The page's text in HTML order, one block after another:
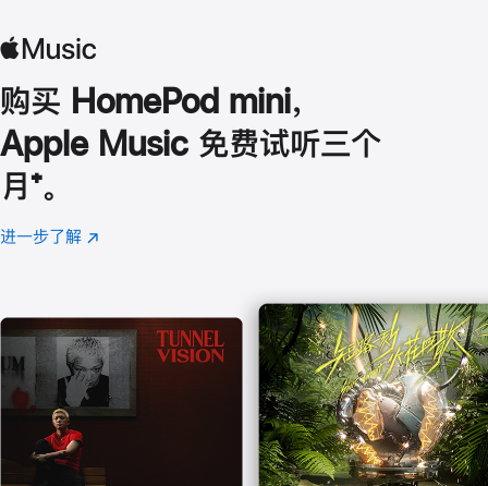
购买 HomePod mini，
Apple Music 免费试听三个
月 脚
注
⁺。
进一步了解 Apple
(在
口
中
打
开)